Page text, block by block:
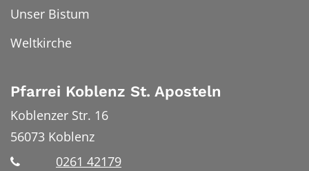
Unser Bistum
Weltkirche
Pfarrei Koblenz St. Aposteln
Koblenzer Str. 16
56073 Koblenz
0261 42179